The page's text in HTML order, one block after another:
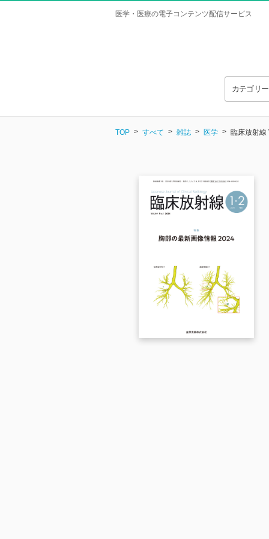
医学・医療の電子コンテンツ配信サービス
カテゴリ
TOP すべて 雑誌 医学 臨床放射線